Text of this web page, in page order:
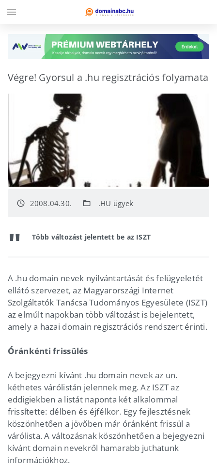
Végre! Gyorsul a .hu regisztrációs folyamata
access_time 2008.04.30. folder_open .HU ügyek
Több változást jelentett be az ISZT
A .hu domain nevek nyilvántartását és felügyeletét
ellátó szervezet, az Magyarországi Internet
Szolgáltatók Tanácsa Tudományos Egyesülete (ISZT)
az elmúlt napokban több változást is bejelentett,
amely a hazai domain regisztrációs rendszert érinti.
Óránkénti frissülés
A bejegyezni kívánt .hu domain nevek az un.
kéthetes várólistán jelennek meg. Az ISZT az
eddigiekben a listát naponta két alkalommal
frissítette: délben és éjfélkor. Egy fejlesztésnek
köszönhetően a jövőben már óránként frissül a
várólista. A változásnak köszönhetően a bejegyezni
kívánt domain nevekről hamarabb juthatunk
információkhoz.
menu